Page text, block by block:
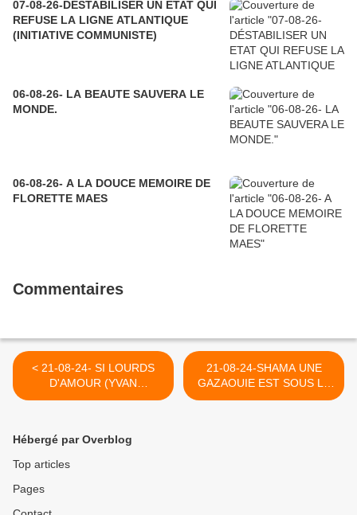
07-08-26-DÉSTABILISER UN ETAT QUI
REFUSE LA LIGNE ATLANTIQUE
(INITIATIVE COMMUNISTE)
06-08-26- LA BEAUTE SAUVERA LE
MONDE.
06-08-26- A LA DOUCE MEMOIRE DE
FLORETTE MAES
Commentaires
< 21-08-24- SI LOURDS
D'AMOUR (YVAN
BALCHOY)
21-08-24-SHAMA UNE
GAZAOUIE EST SOUS LA
MENACE D'UNE
Hébergé par Overblog
Top articles
Pages